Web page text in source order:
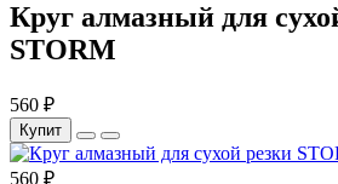
Круг алмазный для
STORM
560 ₽
Купит
560 ₽